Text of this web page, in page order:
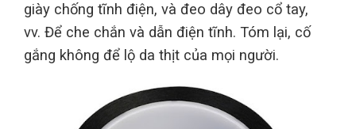
giày chống tĩnh điện, và đeo dây đeo cổ tay,
vv. Để che chắn và dẫn điện tĩnh. Tóm lại, cố
gắng không để lộ da thịt của mọi người.